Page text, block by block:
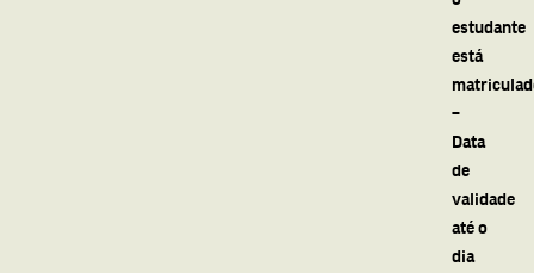
estudante
está
–
Data
de
validade
até o
dia